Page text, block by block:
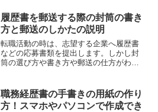
おすすめです。
履歴書を郵送する際の封筒の書き
方と郵送のしかたの説明
転職活動の時は、志望する企業へ履歴書
などの応募書類を提出します。しかし封
筒の選び方や書き方や郵送の仕方がわか
方や郵送の仕方」を紹介します。転職の
際は参考にして下さい。
職務経歴書の手書きの用紙の作り
方！スマホやパソコンで作成でき